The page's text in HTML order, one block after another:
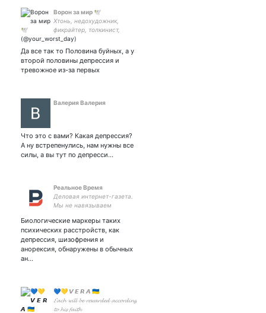
Ворон за мир 🕊️
Хтонь, недохудожник,
фикрайтер, толкинист,
студент режиссёрского,
литературный алкоголик,
просто зло во плоти и
вечно третий лишний
Да все так то Половина буйных, а у
второй половины депрессия и
тревожное из-за первых
Валерия Валерия
Что это с вами? Какая депрессия?
А ну встрепенулись, нам нужны все
силы, а вы тут по депресси…
Реальное Время
Деловая интернет-газета.
Мы не навязываем
ясность.
Биологические маркеры таких
психических расстройств, как
депрессия, шизофрения и
анорексия, обнаружены в обычных
ан…
💙💛 𝙑 𝙀 𝙍 𝘼 🇺🇦
𝓔𝓪𝓬𝓱 𝔀𝓲𝓵𝓵 𝓫𝓮 𝓻𝓮𝔀𝓪𝓻𝓭𝓮𝓭 𝓪𝓬𝓬𝓸𝓻𝓭𝓲𝓷𝓰
𝓽𝓸 𝓱𝓲𝓼 𝓯𝓪𝓲𝓽𝓱